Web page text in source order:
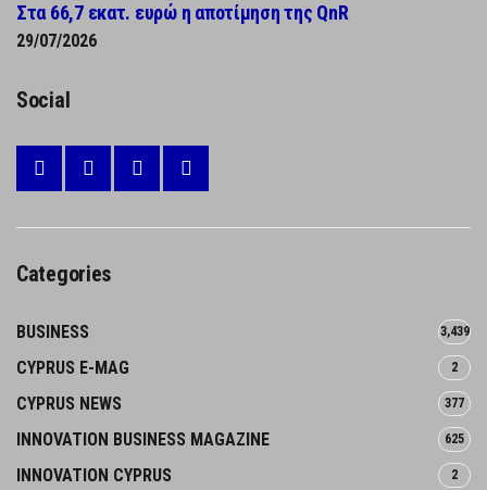
Στα 66,7 εκατ. ευρώ η αποτίμηση της QnR
29/07/2026
Social
Categories
BUSINESS 3,439
CYPRUS E-MAG 2
CYPRUS NEWS 377
INNOVATION BUSINESS MAGAZINE 625
INNOVATION CYPRUS 2